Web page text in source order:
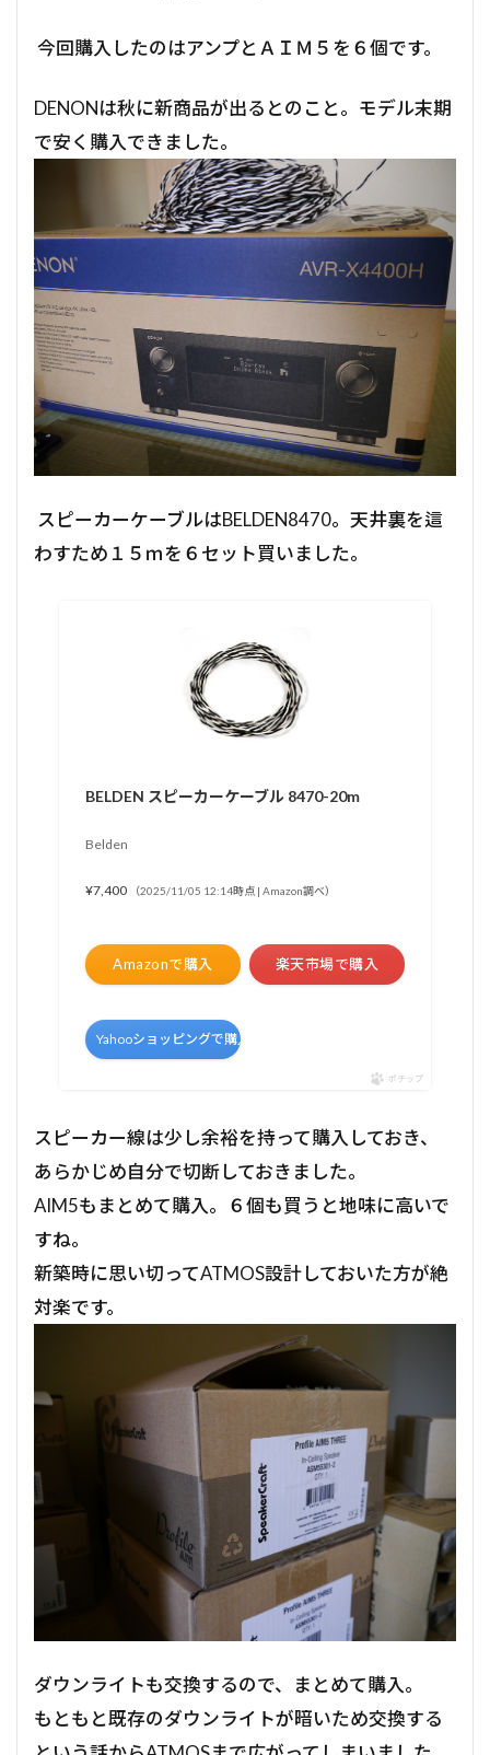
今回購入したのはアンプとＡＩＭ５を６個です。
DENONは秋に新商品が出るとのこと。モデル末期
で安く購入できました。
スピーカーケーブルはBELDEN8470。天井裏を這
わすため１５ｍを６セット買いました。
BELDEN スピーカーケーブル 8470-20m
Belden
¥7,400 （2025/11/05 12:14時点 | Amazon調べ）
Amazonで購入 楽天市場で購入
Yahooショッピングで購入
ポチップ
スピーカー線は少し余裕を持って購入しておき、
あらかじめ自分で切断しておきました。
AIM5もまとめて購入。６個も買うと地味に高いで
すね。
新築時に思い切ってATMOS設計しておいた方が絶
対楽です。
ダウンライトも交換するので、まとめて購入。
もともと既存のダウンライトが暗いため交換する